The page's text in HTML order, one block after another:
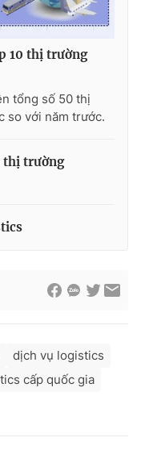
không có sự chấp
khi phát hành lại
10 thị trường
tổng số 50 thị
so với năm trước.
thị trường
dịch vụ logistics
cấp quốc gia